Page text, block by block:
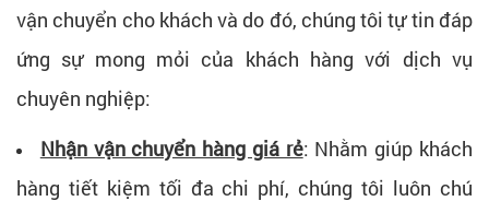
vận chuyển cho khách và do đó, chúng tôi tự tin đáp
ứng sự mong mỏi của khách hàng với dịch vụ
chuyên nghiệp:
Nhận vận chuyển hàng giá rẻ: Nhằm giúp khách
hàng tiết kiệm tối đa chi phí, chúng tôi luôn chú